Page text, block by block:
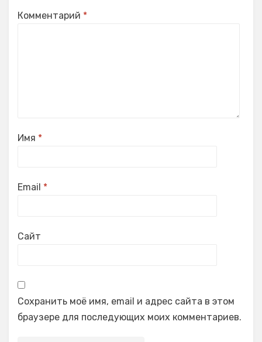
Комментарий *
Имя *
Email *
Сайт
Сохранить моё имя, email и адрес сайта в этом
браузере для последующих моих комментариев.